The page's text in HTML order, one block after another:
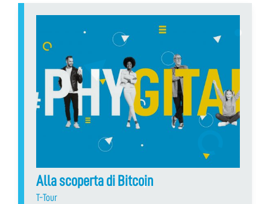
Alla scoperta di Bitcoin
T-Tour